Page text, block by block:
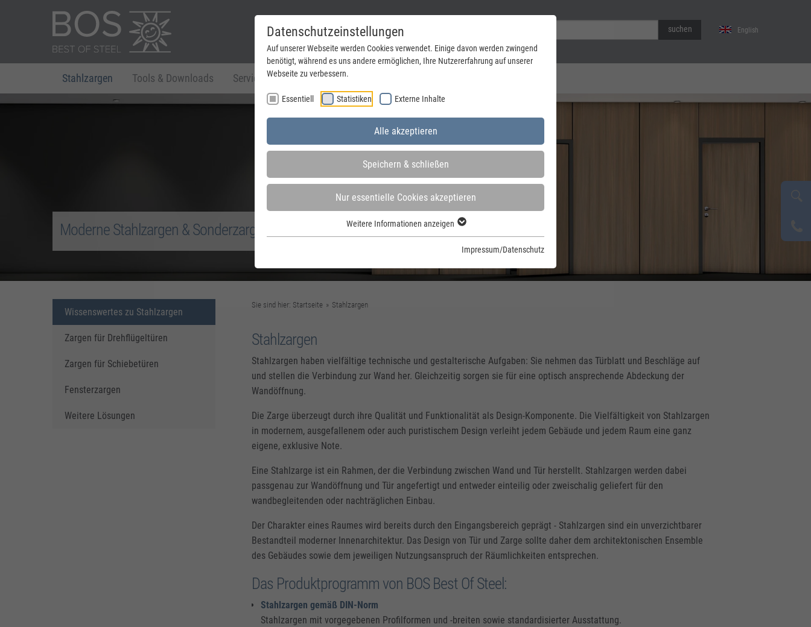
Datenschutzeinstellungen
Auf unserer Webseite werden Cookies verwendet. Einige davon werden zwingend
benötigt, während es uns andere ermöglichen, Ihre Nutzererfahrung auf unserer
Webseite zu verbessern.
Essentiell Statistiken Externe Inhalte
Alle akzeptieren
Speichern & schließen
Nur essentielle Cookies akzeptieren
Weitere Informationen anzeigen
Impressum/Datenschutz
suchen English
Stahlzargen Tools & Downloads Service Unternehmen
Moderne Stahlzargen & Sonderzargen
Sie sind hier: Startseite » Stahlzargen
Stahlzargen
Stahlzargen haben vielfältige technische und gestalterische Aufgaben: Sie nehmen das Türblatt und Beschläge auf
und stellen die Verbindung zur Wand her. Gleichzeitig sorgen sie für eine optisch ansprechende Abdeckung der
Wandöffnung.
Die Zarge überzeugt durch ihre Qualität und Funktionalität als Design-Komponente. Die Vielfältigkeit von Stahlzargen
in modernem, ausgefallenem oder auch puristischem Design verleiht jedem Gebäude und jedem Raum eine ganz
eigene, exklusive Note.
Eine Stahlzarge ist ein Rahmen, der die Verbindung zwischen Wand und Tür herstellt. Stahlzargen werden dabei
passgenau zur Wandöffnung und Tür angefertigt und entweder einteilig oder zweischalig geliefert für den
wandbegleitenden oder nachträglichen Einbau.
Der Charakter eines Raumes wird bereits durch den Eingangsbereich geprägt - Stahlzargen sind ein unverzichtbarer
Bestandteil moderner Innenarchitektur. Das Design von Tür und Zarge sollte daher dem architektonischen Ensemble
des Gebäudes sowie dem jeweiligen Nutzungsanspruch der Räumlichkeiten entsprechen.
Das Produktprogramm von BOS Best Of Steel:
Stahlzargen gemäß DIN-Norm
Stahlzargen mit vorgegebenen Profilformen und -breiten sowie standardisierter Ausstattung.
Wissenswertes zu Stahlzargen
Zargen für Drehflügeltüren
Zargen für Schiebetüren
Fensterzargen
Weitere Lösungen